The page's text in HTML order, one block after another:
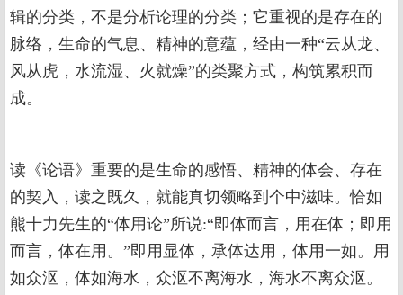
辑的分类，不是分析论理的分类；它重视的是存在的
脉络，生命的气息、精神的意蕴，经由一种“云从龙、
风从虎，水流湿、火就燥”的类聚方式，构筑累积而
成。
读《论语》重要的是生命的感悟、精神的体会、存在
的契入，读之既久，就能真切领略到个中滋味。恰如
熊十力先生的“体用论”所说:“即体而言，用在体；即用
而言，体在用。”即用显体，承体达用，体用一如。用
如众沤，体如海水，众沤不离海水，海水不离众沤。